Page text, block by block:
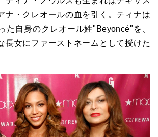
ナ・クレオールの血を引く。ティナは
た自身のクレオール姓"Beyoncé"を、
長女にファーストネームとして授けた